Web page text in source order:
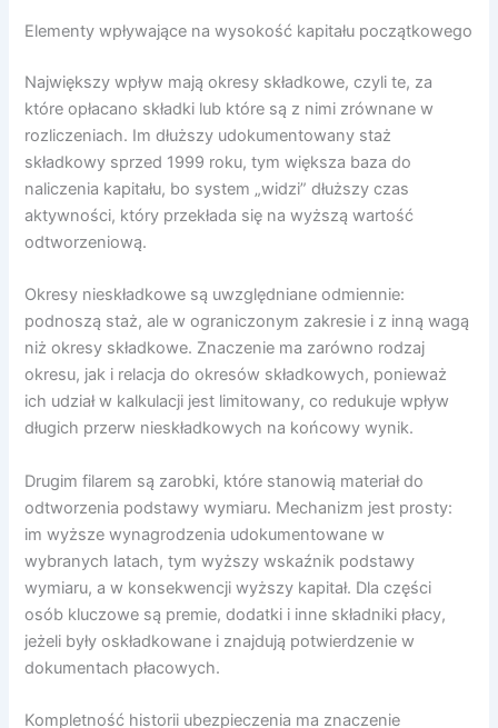
Elementy wpływające na wysokość kapitału początkowego
Największy wpływ mają okresy składkowe, czyli te, za
które opłacano składki lub które są z nimi zrównane w
rozliczeniach. Im dłuższy udokumentowany staż
składkowy sprzed 1999 roku, tym większa baza do
naliczenia kapitału, bo system „widzi” dłuższy czas
aktywności, który przekłada się na wyższą wartość
odtworzeniową.
Okresy nieskładkowe są uwzględniane odmiennie:
podnoszą staż, ale w ograniczonym zakresie i z inną wagą
niż okresy składkowe. Znaczenie ma zarówno rodzaj
okresu, jak i relacja do okresów składkowych, ponieważ
ich udział w kalkulacji jest limitowany, co redukuje wpływ
długich przerw nieskładkowych na końcowy wynik.
Drugim filarem są zarobki, które stanowią materiał do
odtworzenia podstawy wymiaru. Mechanizm jest prosty:
im wyższe wynagrodzenia udokumentowane w
wybranych latach, tym wyższy wskaźnik podstawy
wymiaru, a w konsekwencji wyższy kapitał. Dla części
osób kluczowe są premie, dodatki i inne składniki płacy,
jeżeli były oskładkowane i znajdują potwierdzenie w
dokumentach płacowych.
Kompletność historii ubezpieczenia ma znaczenie